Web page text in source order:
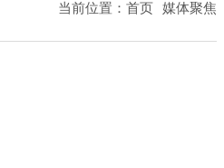
当前位置： 首页 媒体聚焦